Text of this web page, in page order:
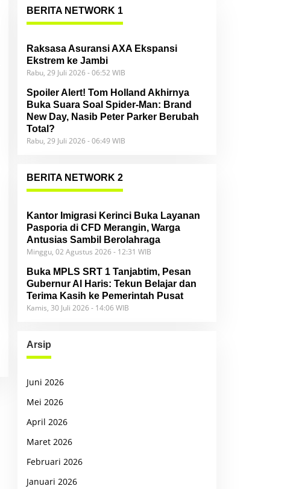
BERITA NETWORK 1
Raksasa Asuransi AXA Ekspansi
Ekstrem ke Jambi
Rabu, 29 Juli 2026 - 06:52 WIB
Spoiler Alert! Tom Holland Akhirnya
Buka Suara Soal Spider-Man: Brand
New Day, Nasib Peter Parker Berubah
Total?
Rabu, 29 Juli 2026 - 06:49 WIB
BERITA NETWORK 2
Kantor Imigrasi Kerinci Buka Layanan
Pasporia di CFD Merangin, Warga
Antusias Sambil Berolahraga
Minggu, 02 Agustus 2026 - 12:31 WIB
Buka MPLS SRT 1 Tanjabtim, Pesan
Gubernur Al Haris: Tekun Belajar dan
Terima Kasih ke Pemerintah Pusat
Kamis, 30 Juli 2026 - 14:06 WIB
Arsip
Juni 2026
Mei 2026
April 2026
Maret 2026
Februari 2026
Januari 2026